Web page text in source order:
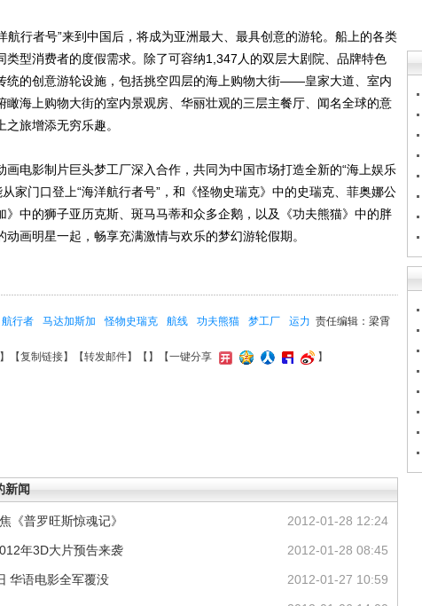
行者号”来到中国后，将成为亚洲最大、最具创意的游轮。船上的各类
类型消费者的度假需求。除了可容纳1,347人的双层大剧院、品牌特色
统的创意游轮设施，包括挑空四层的海上购物大街——皇家大道、室内
瞰海上购物大街的室内景观房、华丽壮观的三层主餐厅、闻名全球的意
旅增添无穷乐趣。
电影制片巨头梦工厂深入合作，共同为中国市场打造全新的“海上娱乐
家门口登上“海洋航行者号”，和《怪物史瑞克》中的史瑞克、菲奥娜公
》中的狮子亚历克斯、斑马马蒂和众多企鹅，以及《功夫熊猫》中的胖
画明星一起，畅享充满激情与欢乐的梦幻游轮假期。
责任编辑：梁霄
航行者 马达加斯加 怪物史瑞克 航线 功夫熊猫 梦工厂 运力
】【复制链接】【转发邮件】【 】 【一键分享 】
新闻
2012-01-28 12:24
《普罗旺斯惊魂记》
2012-01-28 08:45
年3D大片预告来袭
2012-01-27 10:59
华语电影全军覆没